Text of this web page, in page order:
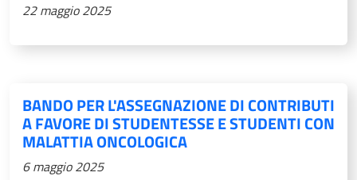
22 maggio 2025
BANDO PER L'ASSEGNAZIONE DI CONTRIBUTI
A FAVORE DI STUDENTESSE E STUDENTI CON
MALATTIA ONCOLOGICA
6 maggio 2025